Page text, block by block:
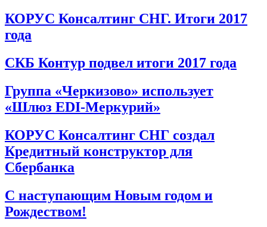
КОРУС Консалтинг СНГ. Итоги 2017
года
СКБ Контур подвел итоги 2017 года
Группа «Черкизово» использует
«Шлюз EDI-Меркурий»
КОРУС Консалтинг СНГ создал
Кредитный конструктор для
Сбербанка
С наступающим Новым годом и
Рождеством!